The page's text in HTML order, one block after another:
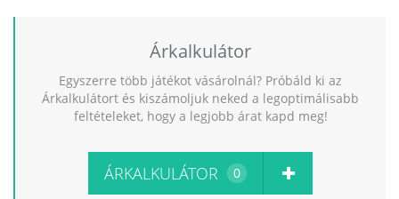
Árkalkulátor
Egyszerre több játékot vásárolnál? Próbáld ki az
Árkalkulátort és kiszámoljuk neked a legoptimálisabb
feltételeket, hogy a legjobb árat kapd meg!
ÁRKALKULÁTOR 0